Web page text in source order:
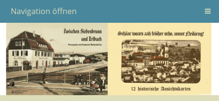
Navigation öffnen